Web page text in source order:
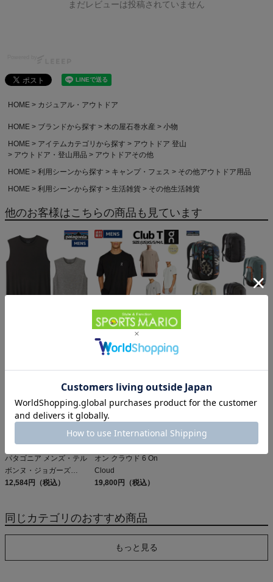
まだレビューは投稿されていません
HOME カジュアル・アウトドア
HOME ブランドから探す 木の屋石巻水産
小物
HOME
アイテムカテゴリから探す
アウトドア 登山
アウトドア・登山用品
アウトドアその他
HOME
利用シーンから探す キャンプ・フェス
その他アウトドア用品
HOME
利用シーンから探す 生活雑貨 その他生活雑貨
他のお客様はこちらの商品も見ています
オン クラブT On Club T
6,600円（税込）
パタゴニア メンズ・テル
ボンヌ・ジョガーズ
PATAGONIA MS
12,584円（税込）
オン クラウド 6 On
Cloud
19,800円（税込）
同じカテゴリのおすすめ商品
もっと見る